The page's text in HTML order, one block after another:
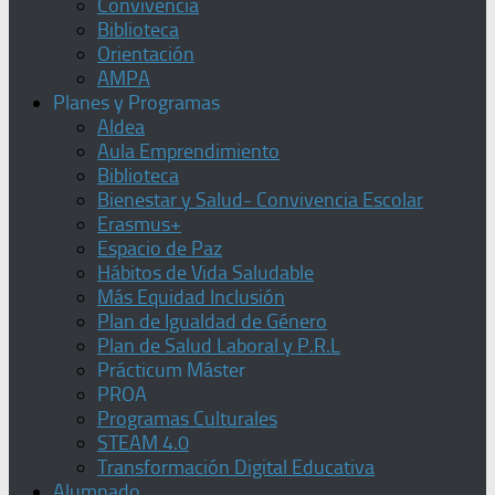
Convivencia
Biblioteca
Orientación
AMPA
Planes y Programas
Aldea
Aula Emprendimiento
Biblioteca
Bienestar y Salud- Convivencia Escolar
Erasmus+
Espacio de Paz
Hábitos de Vida Saludable
Más Equidad Inclusión
Plan de Igualdad de Género
Plan de Salud Laboral y P.R.L
Prácticum Máster
PROA
Programas Culturales
STEAM 4.0
Transformación Digital Educativa